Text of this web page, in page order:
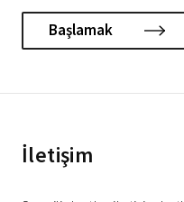
Başlamak
İletişim